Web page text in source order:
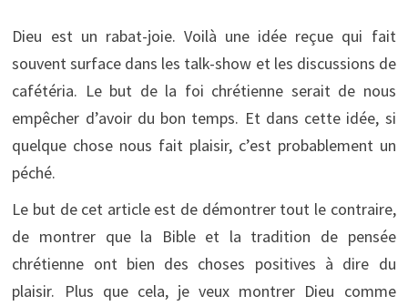
Dieu est un rabat-joie. Voilà une idée reçue qui fait
souvent surface dans les talk-show et les discussions de
cafétéria. Le but de la foi chrétienne serait de nous
empêcher d’avoir du bon temps. Et dans cette idée, si
quelque chose nous fait plaisir, c’est probablement un
péché.
Le but de cet article est de démontrer tout le contraire,
de montrer que la Bible et la tradition de pensée
chrétienne ont bien des choses positives à dire du
plaisir. Plus que cela, je veux montrer Dieu comme